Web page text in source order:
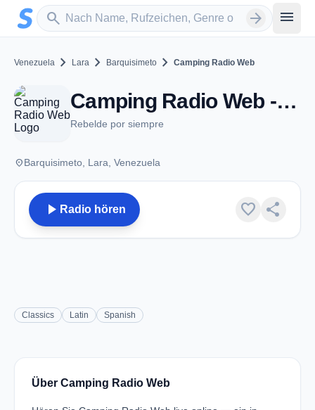
Zum Hauptinhalt springen
search
Sender suchen arrow_forward menu
Venezuela chevron_right Lara chevron_right Barquisimeto chevron_right Camping Radio Web
Camping Radio Web - Barquisimeto
Rebelde por siempre
placeBarquisimeto, Lara, Venezuela
play_arrow Radio hören favorite share
Classics Latin Spanish
Über Camping Radio Web